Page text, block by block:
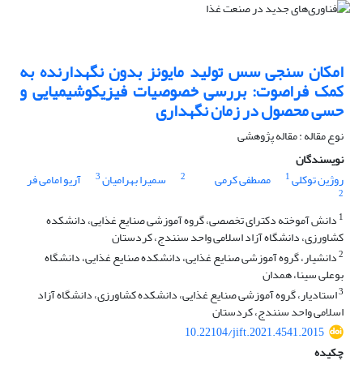
امکان سنجی سس تولید مایونز بدون نگهدارنده به
کمک فراصوت: بررسی خصوصیات فیزیکوشیمیایی و
حسی محصول در زمان نگهداری
نوع مقاله : مقاله پژوهشی
نویسندگان
روژین توکلی1 مصطفی کرمی 2 سمیرا بهرامیان3 آریو امامی فر
2
1 دانش آموخته دکترای تخصصی، گروه آموزشی صنایع غذایی، دانشکده
کشاورزی، دانشگاه آزاد اسلامی واحد سنندج، کردستان
2دانشیار، گروه آموزشی صنایع غذایی، دانشکده صنایع غذایی، دانشگاه
بوعلی سینا، همدان
3استادیار، گروه آموزشی صنایع غذایی، دانشکده کشاورزی، دانشگاه آزاد
اسلامی واحد سنندج، کردستان
10.22104/jift.2021.4541.2015
چکیده